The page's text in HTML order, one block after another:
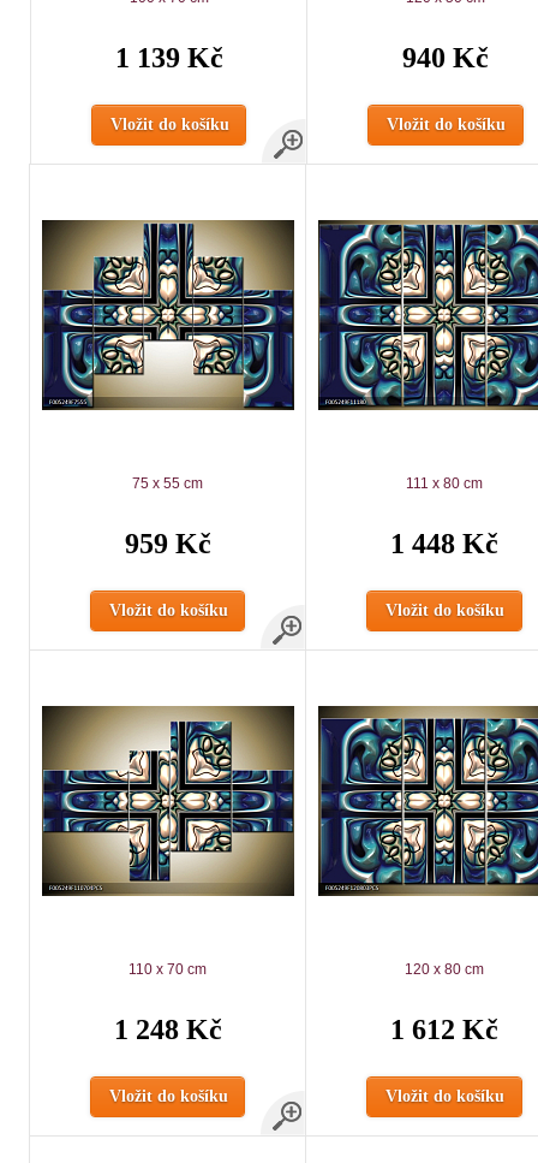
1 139 Kč
Vložit do košíku
940 Kč
Vložit do košíku
75 x 55 cm
959 Kč
Vložit do košíku
111 x 80 cm
1 448 Kč
Vložit do košíku
110 x 70 cm
1 248 Kč
Vložit do košíku
120 x 80 cm
1 612 Kč
Vložit do košíku